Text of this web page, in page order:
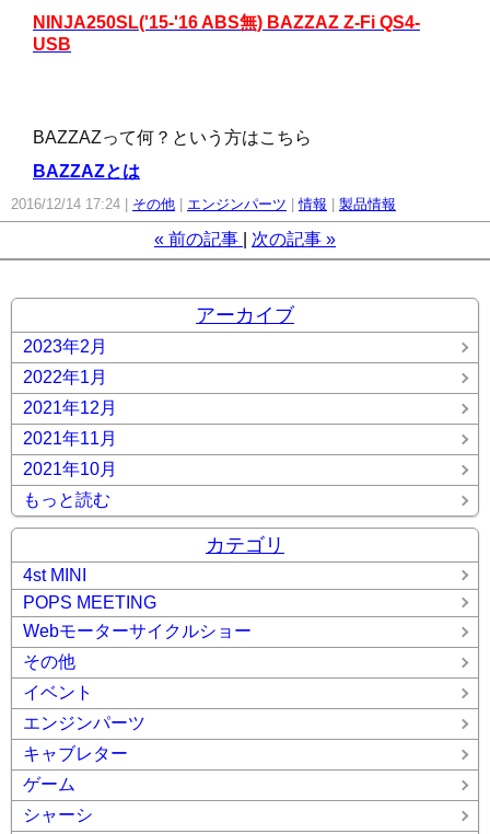
NINJA250SL('15-'16 ABS無) BAZZAZ Z-Fi QS4-
USB
BAZZAZって何？という方はこちら
BAZZAZとは
2016/12/14 17:24 その他 エンジンパーツ 情報 製品情報
« 前の記事 次の記事 »
アーカイブ
2023年2月
2022年1月
2021年12月
2021年11月
2021年10月
もっと読む
カテゴリ
4st MINI
POPS MEETING
Webモーターサイクルショー
その他
イベント
エンジンパーツ
キャブレター
ゲーム
シャーシ